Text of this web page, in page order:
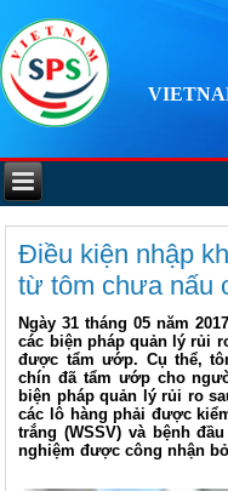
Điều kiện nhập
từ tôm chưa nấu
Ngày 31 tháng 05 năm
các biện pháp quản lý rủi
được tẩm ướp. Cụ thể,
chín đã tẩm ướp cho
biện pháp quản lý rủi ro
các lô hàng phải được
trắng (WSSV) và bệnh
nghiệm được công nhận